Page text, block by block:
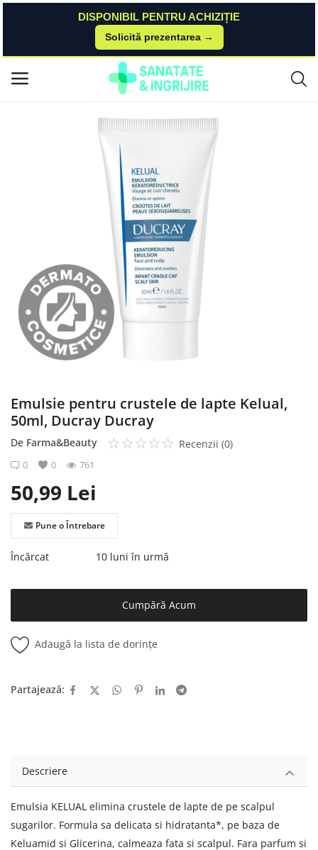
DISPONIBIL PENTRU ACHIZIȚIE
Solicită prezentarea →
Meniu principal
Autentificare
Înregistrare
Frumusete Si Ingrijire
Emulsie pentru crustele de lapte Kelual, 50ml, Ducray Ducray
Emulsie pentru crustele de lapte Kelual,
50ml, Ducray Ducray
De Farma&Beauty Recenzii (0)
0 0 761
50,99 Lei
Pune o Întrebare
Încărcat 10 luni în urmă
Cumpără Acum
Adaugă la lista de dorințe
Partajează:
Descriere
Emulsia KELUAL elimina crustele de lapte de pe scalpul
sugarilor. Formula sa delicata si hidratanta*, pe baza de
Keluamid si Glicerina, calmeaza fata si scalpul. Fara parfum si